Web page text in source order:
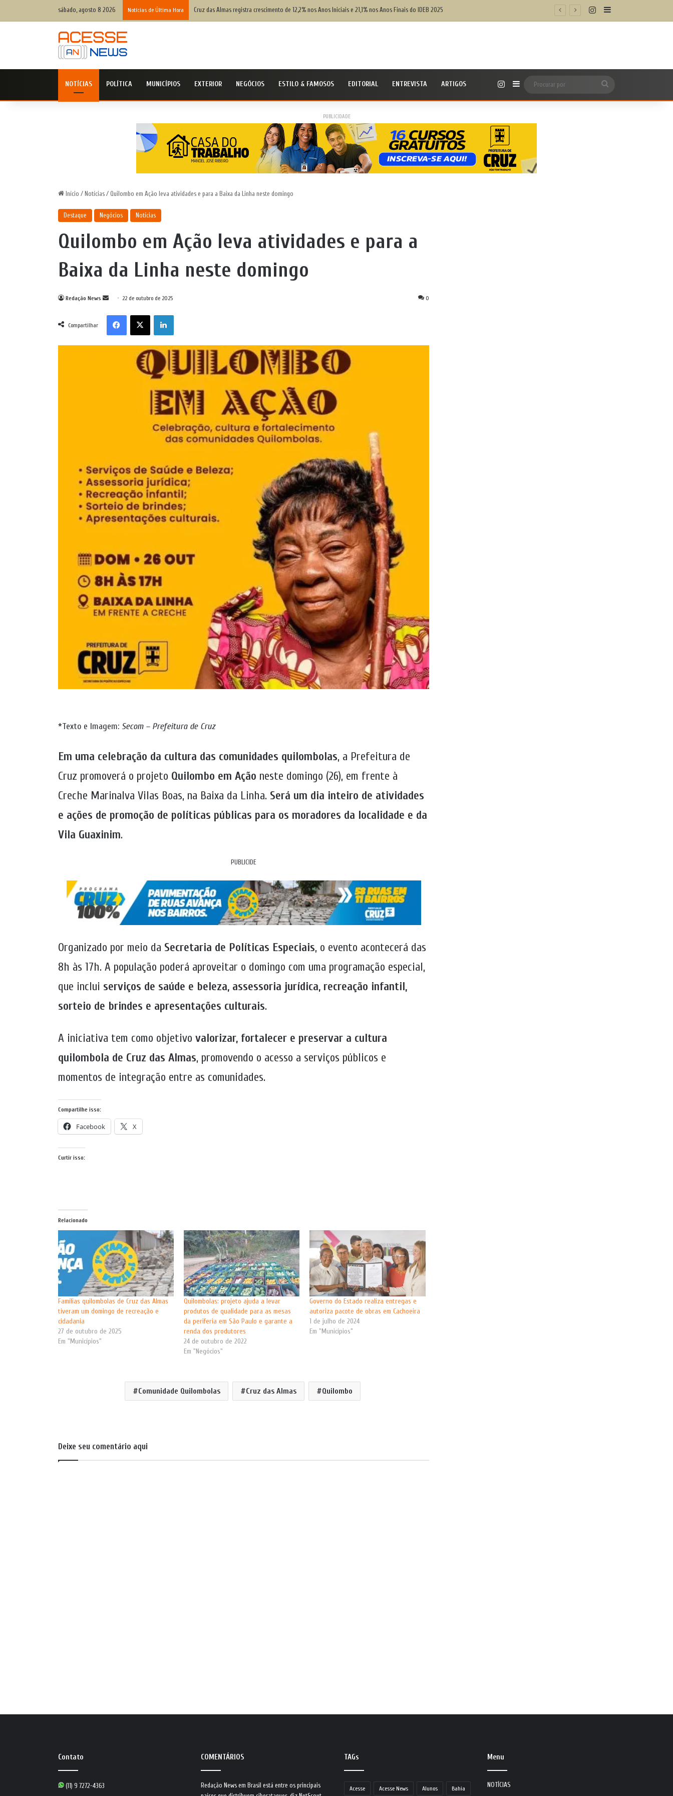
sábado, agosto 8 2026 Notícias de Última Hora Safra brasileira de milho pode superar 140 milhões de toneladas InstagramBarra Lateral
NOTÍCIAS POLÍTICA MUNICÍPIOS EXTERIOR NEGÓCIOS ESTILO & FAMOSOS EDITORIAL ENTREVISTA ARTIGOS InstagramBarra Lateral
por
PUBLICIDADE
Início / Notícias / Quilombo em Ação leva atividades e para a Baixa da Linha neste domingo
Destaque Negócios Notícias
Quilombo em Ação leva atividades e para a
Baixa da Linha neste domingo
Redação News
Mande
mail
22 de outubro de 2025 0
Compartilhar
FacebookX Linkedin
*Texto e Imagem: Secom – Prefeitura de Cruz
Em uma celebração da cultura das comunidades quilombolas, a Prefeitura de
Cruz promoverá o projeto Quilombo em Ação neste domingo (26), em frente à
Creche Marinalva Vilas Boas, na Baixa da Linha. Será um dia inteiro de atividades
e ações de promoção de políticas públicas para os moradores da localidade e da
Vila Guaxinim.
PUBLICIDE
Organizado por meio da Secretaria de Políticas Especiais, o evento acontecerá das
8h às 17h. A população poderá aproveitar o domingo com uma programação especial,
que inclui serviços de saúde e beleza, assessoria jurídica, recreação infantil,
sorteio de brindes e apresentações culturais.
A iniciativa tem como objetivo valorizar, fortalecer e preservar a cultura
quilombola de Cruz das Almas, promovendo o acesso a serviços públicos e
momentos de integração entre as comunidades.
Compartilhe isso:
Facebook X
Curtir isso:
Relacionado
Famílias quilombolas de Cruz das Almas
tiveram um domingo de recreação e
cidadania
27 de outubro de 2025
Em "Municípios"
Quilombolas: projeto ajuda a levar
produtos de qualidade para as mesas
da periferia em São Paulo e garante a
renda dos produtores
24 de outubro de 2022
Em "Negócios"
Governo do Estado realiza entregas e
autoriza pacote de obras em Cachoeira
1 de julho de 2024
Em "Municípios"
Comunidade Quilombolas Cruz das Almas Quilombo
Deixe seu comentário aqui
Contato
(11) 9 7272-4363
COMENTÁRIOS
Redação News em Brasil está entre os principais
TAGs
Acesse Acesse News Alunos Bahia
Menu
NOTÍCIAS